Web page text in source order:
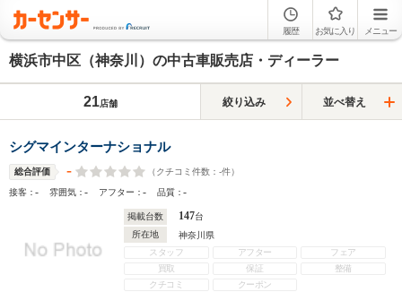
履歴 お気に入り メニュー
横浜市中区（神奈川）の中古車販売店・ディーラー
21店舗 絞り込み 並べ替え
シグマインターナショナル
総合評価 - （クチコミ件数： -件）
接客：- 雰囲気：- アフター：- 品質：-
掲載台数 147台
所在地
神奈川県
スタッフ
アフター
フェア
買取
保証
整備
クチコミ
クーポン